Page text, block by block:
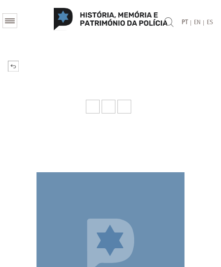
PT | EN | ES